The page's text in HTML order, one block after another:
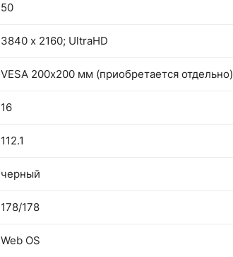
50
3840 х 2160; UltraHD
VESA 200х200 мм (приобретается отдельно)
16
112.1
черный
178/178
Web OS